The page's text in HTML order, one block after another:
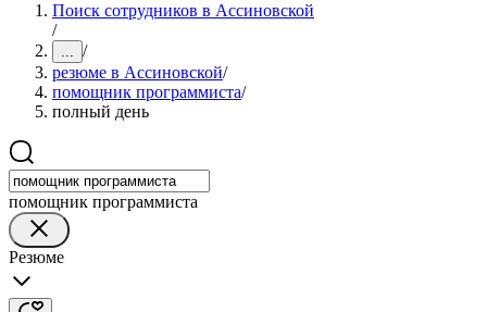
Поиск сотрудников в Ассиновской
/
... /
резюме в Ассиновской/
помощник программиста/
полный день
помощник программиста
Резюме